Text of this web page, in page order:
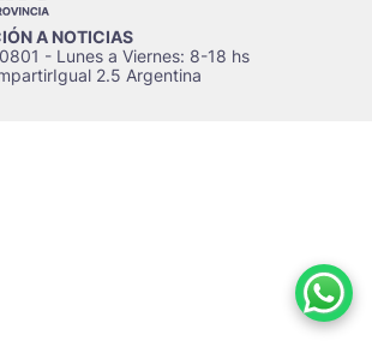
A NOTICIAS
- Lunes a Viernes: 8-18 hs
2.5 Argentina